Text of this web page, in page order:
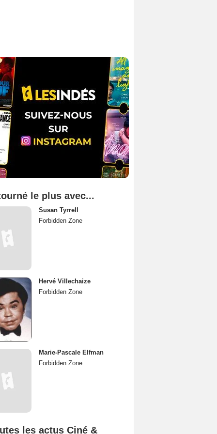
le plus avec...
Susan Tyrrell
Forbidden Zone
Hervé Villechaize
Forbidden Zone
Marie-Pascale Elfman
Forbidden Zone
les actus Ciné &